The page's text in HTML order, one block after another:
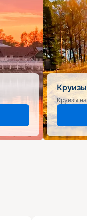
Круизы